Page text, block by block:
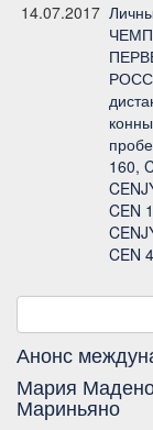
14.07.2017
160,
CEN
CEN
Анонс
Мария
Мариньяно